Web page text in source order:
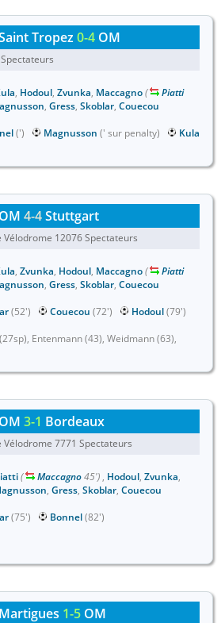
Tropez 0-4 OM
, Hodoul, Zvunka, Maccagno(
Piatti
, Gress, Skoblar, Couecou
(') Magnusson (' sur penalty)
Kula
OM 4-4Stuttgart
12076 Spectateurs
, Zvunka, Hodoul, Maccagno(
Piatti
, Gress, Skoblar, Couecou
(52') Couecou (72') Hodoul(79')
Entenmann (43), Weidmann (63),
OM 3-1 Bordeaux
7771 Spectateurs
( Maccagno45') , Hodoul, Zvunka,
, Gress, Skoblar, Couecou
(75') Bonnel(82')
Martigues 1-5 OM